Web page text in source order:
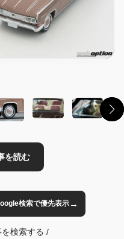
検索で優先表示→
検索する /